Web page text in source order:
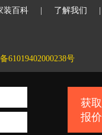
获取
报价
装百科 了解我们
61019402000238号